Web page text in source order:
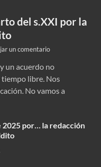
del s.XXI por la
un comentario
un acuerdo no
libre. Nos
No vamos a
2025 por… la redacción